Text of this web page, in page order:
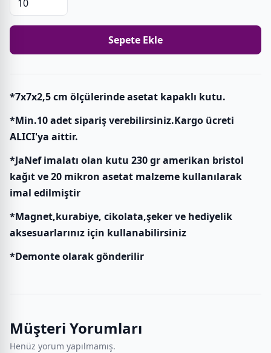
Sepete Ekle
*7x7x2,5 cm ölçülerinde asetat kapaklı kutu.
*Min.10 adet sipariş verebilirsiniz.Kargo ücreti
ALICI'ya aittir.
*JaNef imalatı olan kutu 230 gr amerikan bristol
kağıt ve 20 mikron asetat malzeme kullanılarak
imal edilmiştir
*Magnet,kurabiye, cikolata,şeker ve hediyelik
aksesuarlarınız için kullanabilirsiniz
*Demonte olarak gönderilir
Müşteri Yorumları
Henüz yorum yapılmamış.